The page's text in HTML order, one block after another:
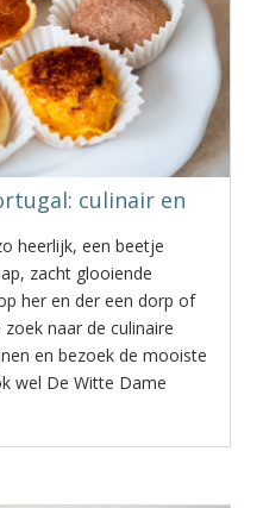
culinair en
heerlijk, een beetje
zacht glooiende
her en der een dorp of
naar de culinaire
en bezoek de mooiste
wel De Witte Dame